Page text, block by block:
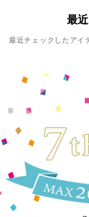
最
最近チェックしたアイ